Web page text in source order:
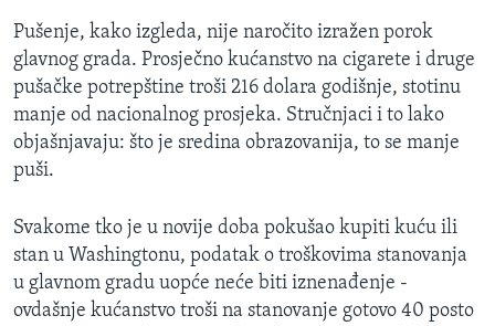
Pušenje, kako izgleda, nije naročito izražen porok
glavnog grada. Prosječno kućanstvo na cigarete i druge
pušačke potrepštine troši 216 dolara godišnje, stotinu
manje od nacionalnog prosjeka. Stručnjaci i to lako
objašnjavaju: što je sredina obrazovanija, to se manje
puši.
Svakome tko je u novije doba pokušao kupiti kuću ili
stan u Washingtonu, podatak o troškovima stanovanja
u glavnom gradu uopće neće biti iznenađenje -
ovdašnje kućanstvo troši na stanovanje gotovo 40 posto